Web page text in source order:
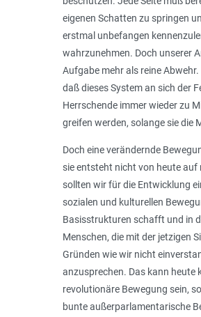
eigenen Schatten zu springen
erstmal unbefangen
wahrzunehmen. Doch unserer
Aufgabe mehr als reine
daß dieses System an sich der
Herrschende immer wieder zu
greifen werden, solange sie die
Doch eine verändernde
sie entsteht nicht von heute auf
sollten wir für die Entwicklung
sozialen und kulturellen
Basisstrukturen schafft und in
Menschen, die mit der jetzigen
Gründen wie wir nicht
anzusprechen. Das kann heute
revolutionäre Bewegung sein,
bunte außerparlamentarische